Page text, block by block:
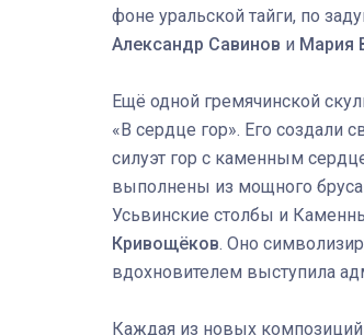
фоне уральской тайги, по
Александр Савинов и Мария
Ещё одной гремячинской
«В сердце гор». Его создали
силуэт гор с каменным
выполнены из мощного
Усьвинские столбы и
Кривощёков. Оно
вдохновителем выступила
Каждая из новых композиций